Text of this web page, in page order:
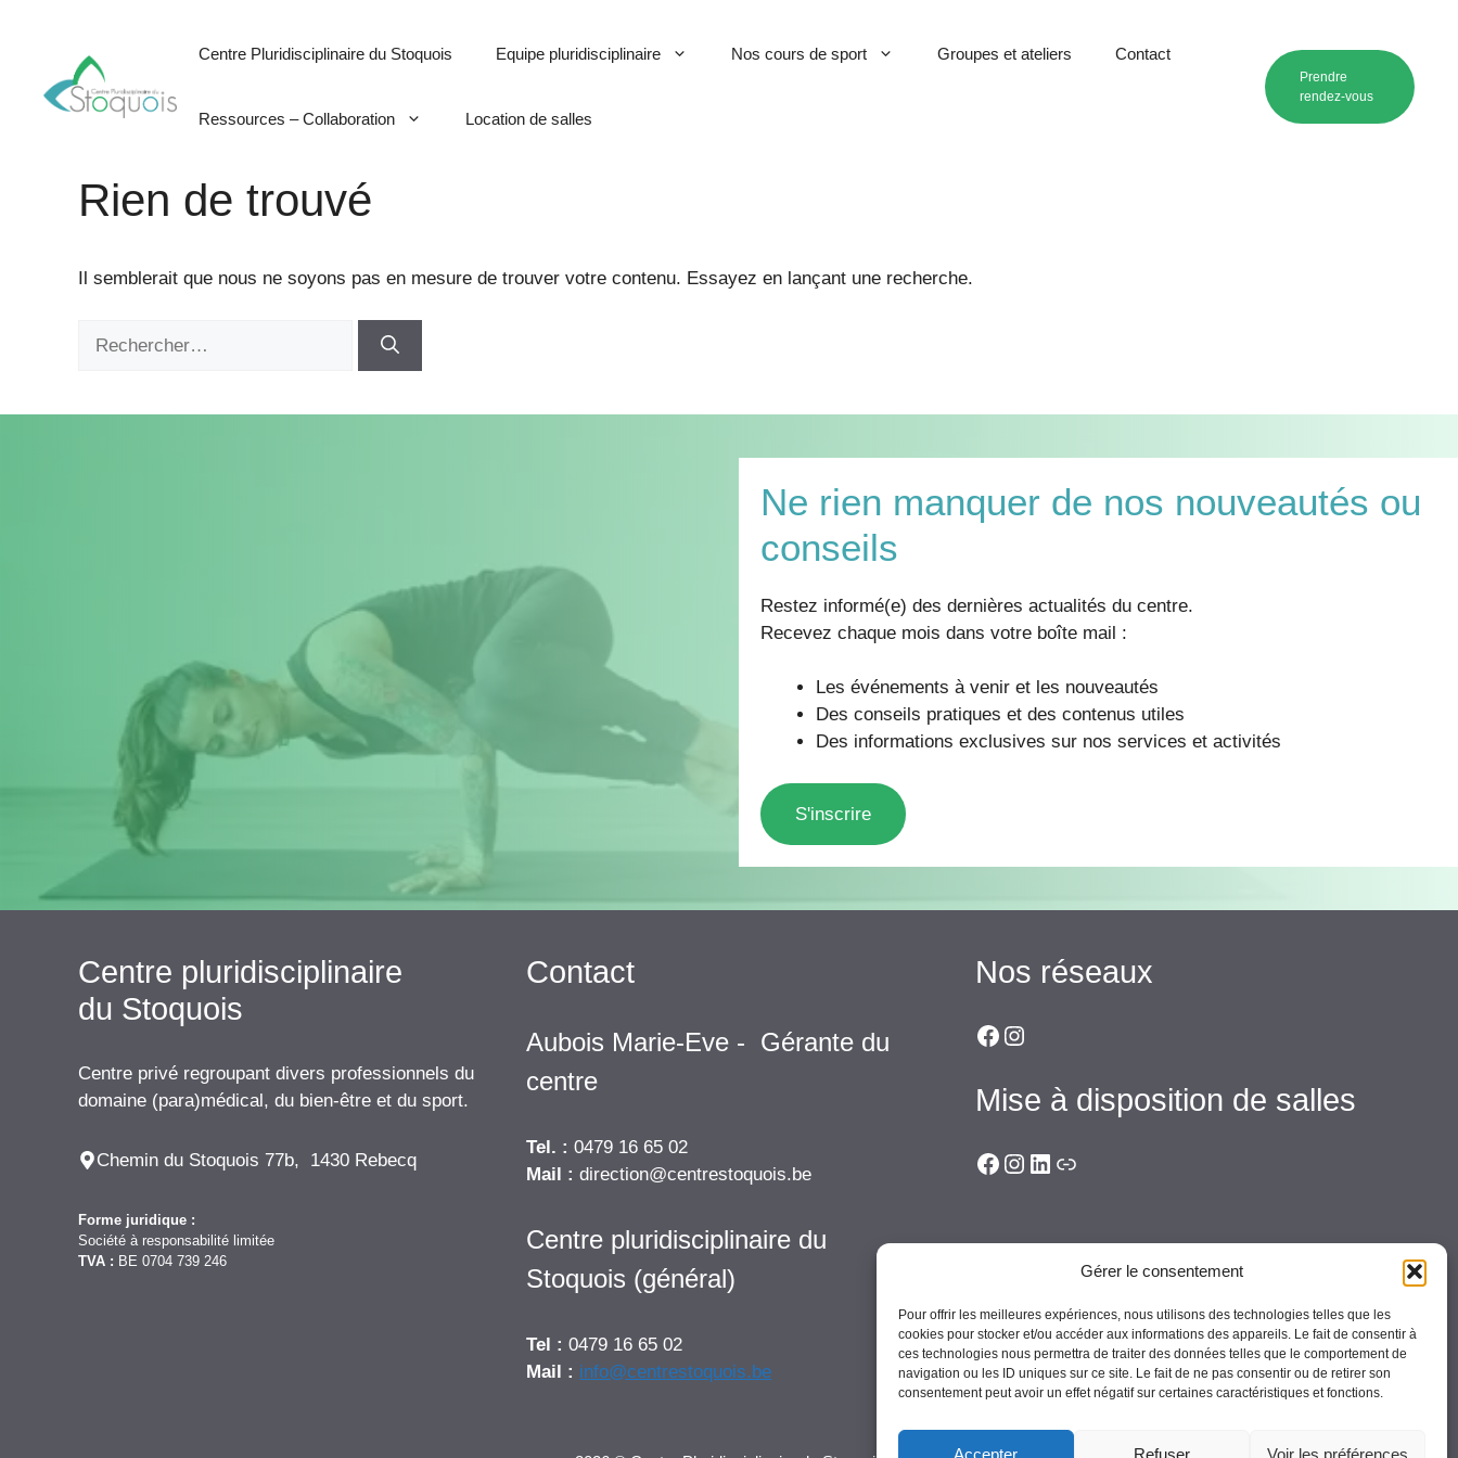
Gérer le consentement
Pour offrir les meilleures expériences, nous utilisons des technologies telles que les
cookies pour stocker et/ou accéder aux informations des appareils. Le fait de consentir à
ces technologies nous permettra de traiter des données telles que le comportement de
navigation ou les ID uniques sur ce site. Le fait de ne pas consentir ou de retirer son
consentement peut avoir un effet négatif sur certaines caractéristiques et fonctions.
Accepter Refuser Voir les préférences
Centre Pluridisciplinaire du Stoquois Equipe pluridisciplinaire Nos cours de sport Groupes et ateliers Contact
Ressources – Collaboration Location de salles
Prendre
rendez-vous
Rien de trouvé
Il semblerait que nous ne soyons pas en mesure de trouver votre contenu. Essayez en lançant une recherche.
Ne rien manquer de nos nouveautés ou
conseils
Restez informé(e) des dernières actualités du centre.
Recevez chaque mois dans votre boîte mail :
Les événements à venir et les nouveautés
Des conseils pratiques et des contenus utiles
Des informations exclusives sur nos services et activités
S'inscrire
Centre pluridisciplinaire
du Stoquois
Centre privé regroupant divers professionnels du
domaine (para)médical, du bien-être et du sport.
Chemin du Stoquois 77b, 1430 Rebecq
Forme juridique :
Société à responsabilité limitée
TVA : BE 0704 739 246
Contact
Aubois Marie-Eve - Gérante du
centre
Tel. :0479 16 65 02
Mail : direction@centrestoquois.be
Centre pluridisciplinaire du
Stoquois (général)
Tel :0479 16 65 02
Mail : info@centrestoquois.be
Nos réseaux
Facebook
Instagram
Mise à disposition de salles
Facebook
Instagram
LinkedIn
Lien